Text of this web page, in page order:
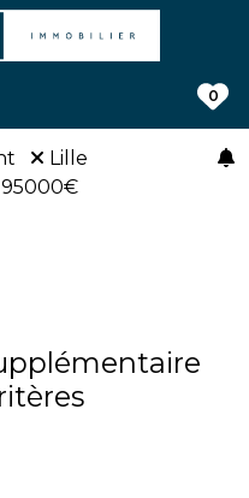
0
Lille